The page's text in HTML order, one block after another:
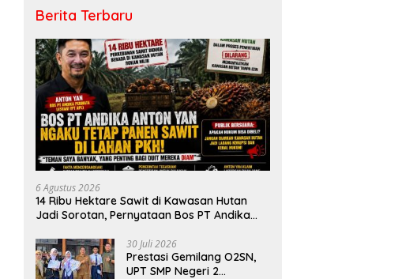
Berita Terbaru
6 Agustus 2026
14 Ribu Hektare Sawit di Kawasan Hutan
Jadi Sorotan, Pernyataan Bos PT Andika
30 Juli 2026
Prestasi Gemilang O2SN,
UPT SMP Negeri 2